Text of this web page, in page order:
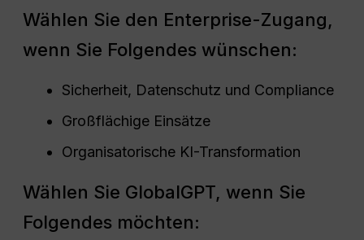
Wählen Sie den Enterprise-Zugang,
wenn Sie Folgendes wünschen:
Sicherheit, Datenschutz und Compliance
Großflächige Einsätze
Organisatorische KI-Transformation
Wählen Sie GlobalGPT, wenn Sie
Folgendes möchten: